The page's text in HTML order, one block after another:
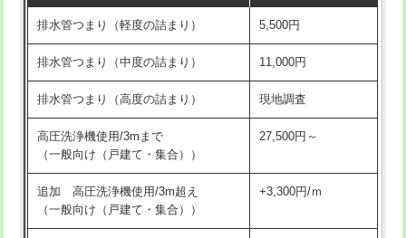
※給水管工事は20mmまでの価格です。
持込商品取付（混合水栓） 16,500円
持込商品取付（浄水器・分岐水栓） 16,500円
給水管工事※（ホール加工) 16,500円
給水管工事※（バンド止め) 3,300円
給水管工事※（支持金具設置)
給水管工事※（保温材使用（バンド止
め込み）)
5,500円
排水管つまり（軽度の詰まり） 5,500円
排水管つまり（中度の詰まり） 11,000円
排水管つまり（高度の詰まり） 現地調査
高圧洗浄機使用/3mまで
（一般向け（戸建て・集合））
27,500円～
追加 高圧洗浄機使用/3m超え
（一般向け（戸建て・集合））
+3,300円/ｍ